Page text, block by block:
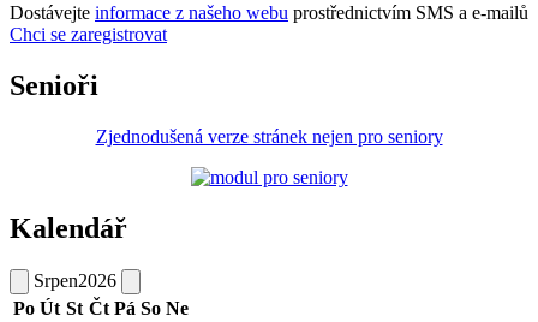
Dostávejte informace z našeho webu prostřednictvím SMS a e-mailů
Chci se zaregistrovat
Senioři
Zjednodušená verze stránek nejen pro seniory
Kalendář
Srpen2026
Po Út St Čt Pá So Ne